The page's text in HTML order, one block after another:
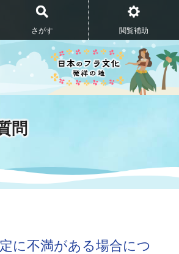
さがす 閲覧補助
問
に不満がある場合につ